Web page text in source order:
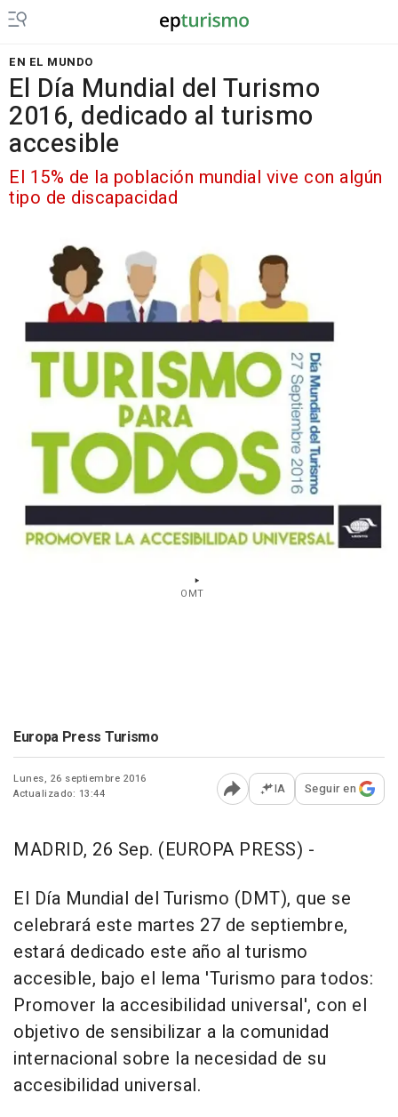
EN EL MUNDO
El Día Mundial del Turismo
2016, dedicado al turismo
accesible
El 15% de la población mundial vive con algún
tipo de discapacidad
OMT
Europa Press Turismo
Lunes, 26 septiembre 2016
Actualizado: 13:44
Abrir opciones para
IA Seguir en
MADRID, 26 Sep. (EUROPA PRESS) -
El Día Mundial del Turismo (DMT), que se
celebrará este martes 27 de septiembre,
estará dedicado este año al turismo
accesible, bajo el lema 'Turismo para todos:
Promover la accesibilidad universal', con el
objetivo de sensibilizar a la comunidad
internacional sobre la necesidad de su
accesibilidad universal.